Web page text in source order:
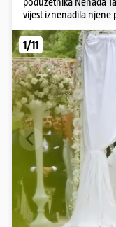
vijest iznenadila
1/11